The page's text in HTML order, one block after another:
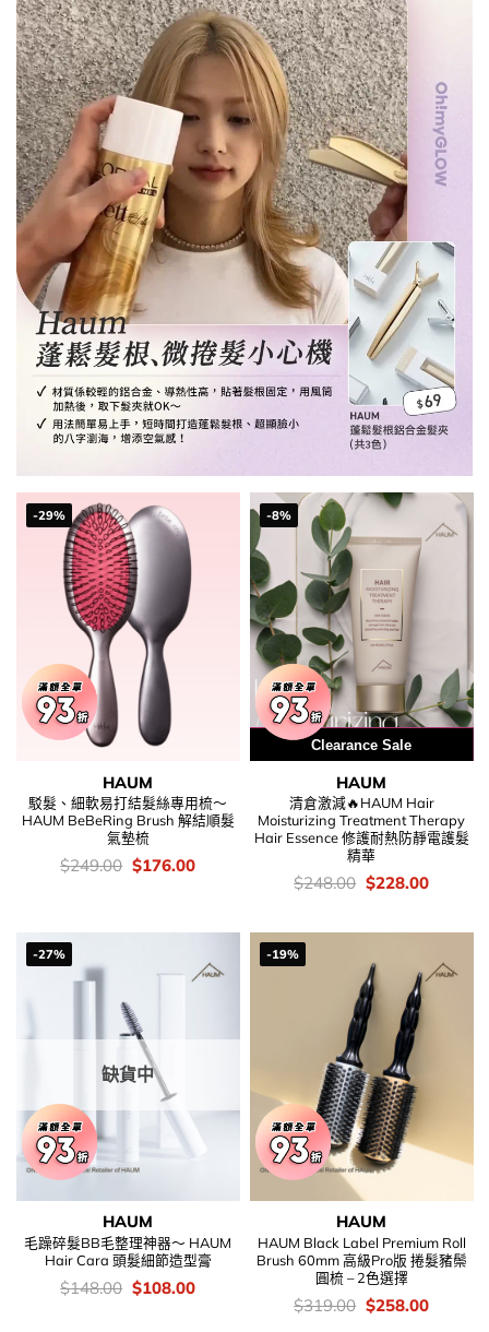
-29%
HAUM
駁髮、細軟易打結髮絲專用梳～
HAUM BeBeRing Brush 解結順髮
氣墊梳
價
$249.00 Original
$176.00Current
-8%
用優惠劵 再減10%
Clearance Sale
HAUM
清倉激減🔥HAUM Hair
Moisturizing Treatment Therapy
Hair Essence 修護耐熱防靜電護髮
精華
價
$248.00 Original
$248.00.
$228.00Current
-27%
缺貨中
HAUM
毛躁碎髮BB毛整理神器～ HAUM
Hair Cara 頭髮細節造型膏
價
錢：
$148.00 Original
price
$108.00Current
-19%
HAUM
HAUM Black Label Premium Roll
Brush 60mm 高級Pro版 捲髮豬鬃
圓梳 – 2色選擇
價
錢：
$319.00 Original
price
$258.00Current